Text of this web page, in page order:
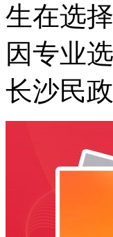
生在选
因专业
长沙民